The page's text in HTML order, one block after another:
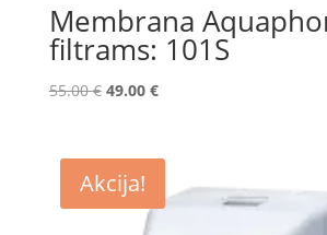
Membrana
filtrams: 101S
55.00€ Original
55.00 €.
49.00 €Current
49.00 €.
Akcija!